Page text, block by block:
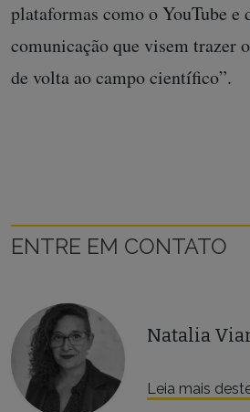
plataformas como o YouTube e
comunicação que visem trazer
de volta ao campo científico”.
ENTRE EM CONTATO
Natalia
Leia mais